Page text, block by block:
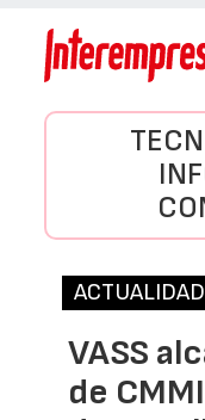
ACTUALIDAD
VASS
de